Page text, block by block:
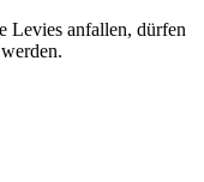
Levies anfallen, dürfen